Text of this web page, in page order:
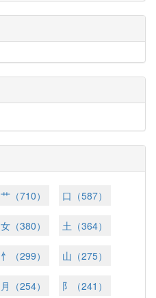
艹（710） 口（587）
女（380） 土（364）
忄（299） 山（275）
月（254） 阝（241）